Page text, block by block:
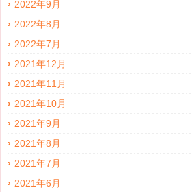
2022年9月
2022年8月
2022年7月
2021年12月
2021年11月
2021年10月
2021年9月
2021年8月
2021年7月
2021年6月